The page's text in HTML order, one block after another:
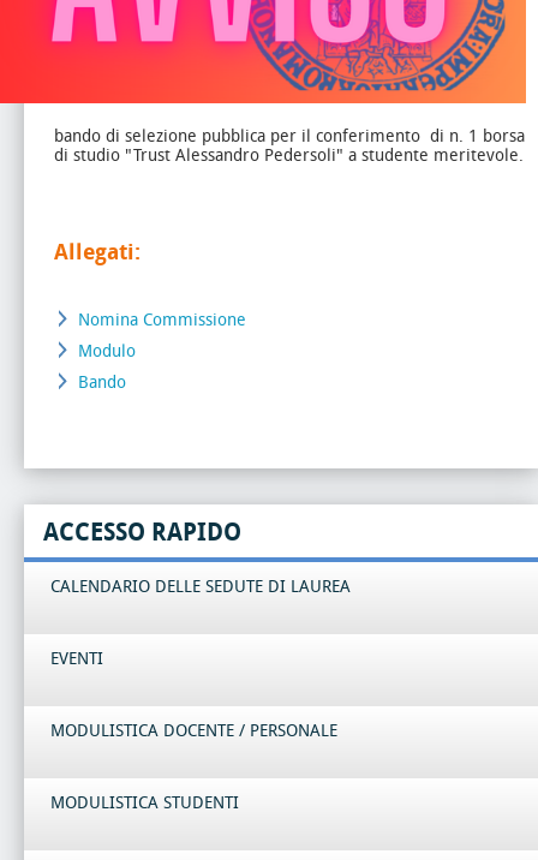
bando di selezione pubblica per il conferimento di n. 1 borsa
di studio "Trust Alessandro Pedersoli" a studente meritevole.
Allegati:
Nomina Commissione
Modulo
Bando
ACCESSO RAPIDO
CALENDARIO DELLE SEDUTE DI LAUREA
EVENTI
MODULISTICA DOCENTE / PERSONALE
MODULISTICA STUDENTI